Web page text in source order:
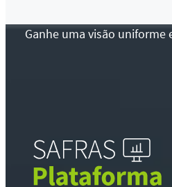
Ganhe uma visão uniforme